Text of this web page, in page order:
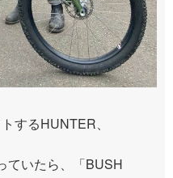
するHUNTER、
ていたら、「BUSH